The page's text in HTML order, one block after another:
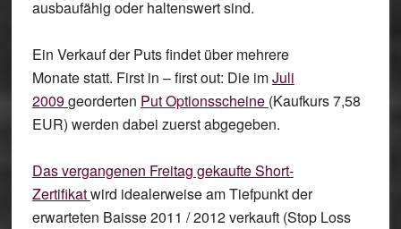
ausbaufähig oder haltenswert sind.
Ein Verkauf der Puts findet über mehrere
Monate statt. First in – first out: Die imJuli
2009georderten Put Optionsscheine (Kaufkurs 7,58
EUR) werden dabei zuerst abgegeben.
Das vergangenen Freitag gekaufte Short-
Zertifikatwird idealerweise am Tiefpunkt der
erwarteten Baisse 2011 / 2012 verkauft (Stop Loss